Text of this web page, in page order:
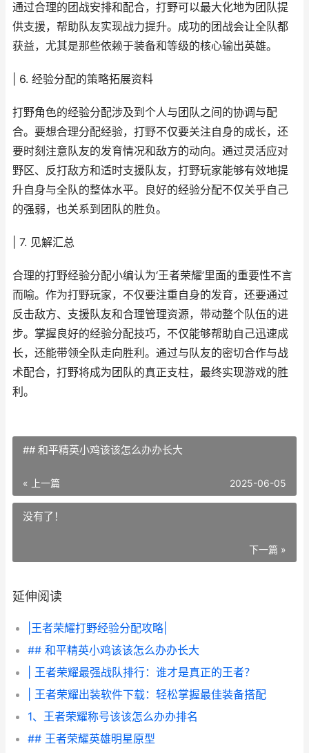
通过合理的团战安排和配合，打野可以最大化地为团队提
供支援，帮助队友实现战力提升。成功的团战会让全队都
获益，尤其是那些依赖于装备和等级的核心输出英雄。
| 6. 经验分配的策略拓展资料
打野角色的经验分配涉及到个人与团队之间的协调与配
合。要想合理分配经验，打野不仅要关注自身的成长，还
要时刻注意队友的发育情况和敌方的动向。通过灵活应对
野区、反打敌方和适时支援队友，打野玩家能够有效地提
升自身与全队的整体水平。良好的经验分配不仅关乎自己
的强弱，也关系到团队的胜负。
| 7. 见解汇总
合理的打野经验分配小编认为‘王者荣耀’里面的重要性不言
而喻。作为打野玩家，不仅要注重自身的发育，还要通过
反击敌方、支援队友和合理管理资源，带动整个队伍的进
步。掌握良好的经验分配技巧，不仅能够帮助自己迅速成
长，还能带领全队走向胜利。通过与队友的密切合作与战
术配合，打野将成为团队的真正支柱，最终实现游戏的胜
利。
## 和平精英小鸡该该怎么办办长大
« 上一篇 2025-06-05
没有了！
下一篇 »
延伸阅读
|王者荣耀打野经验分配攻略|
## 和平精英小鸡该该怎么办办长大
| 王者荣耀最强战队排行：谁才是真正的王者？
| 王者荣耀出装软件下载：轻松掌握最佳装备搭配
1、王者荣耀称号该该怎么办办排名
## 王者荣耀英雄明星原型